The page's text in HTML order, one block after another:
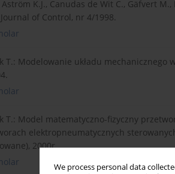
We process personal data
Aström K.J., Canudas de Wit C., Gäfvert
of Control, nr 4/1998.
T.: Modelowanie układu
T.: Model matematyczno-fizyczny
elektropneumatycznych
2000r.